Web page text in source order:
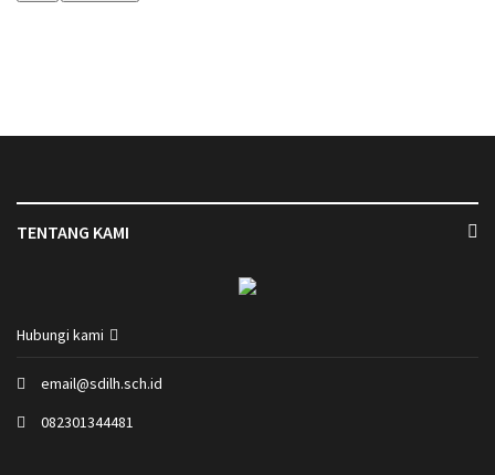
TENTANG KAMI
Hubungi kami
email@sdilh.sch.id
082301344481